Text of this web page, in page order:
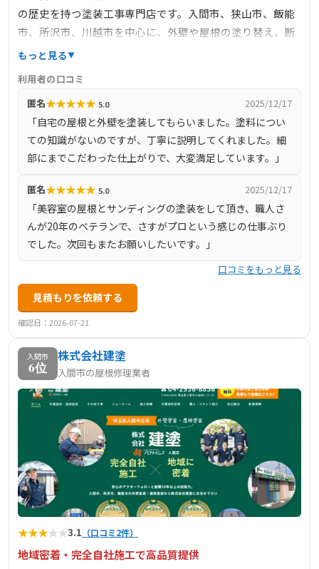
の歴史を持つ塗装工事専門店です。入間市、狭山市、飯能
市、所沢市、川越市を中心に、外壁や屋根の塗り替え、断
熱・遮熱塗装、特殊抗菌塗装など、多岐にわたるサービス
地域密着型の迅速な対応で、多くのお客様から信頼を得て
います。公式サイトでは、施工事例やお客様の声、カラー
シミュレーションなど、リフォームを検討する際に役立つ
情報が豊富に掲載されています。
もっと見る
利用者の口コミ
匿名★★★★★ 5.0 2025/12/17
「自宅の屋根と外壁を塗装してもらいました。塗料につい
ての知識がないのですが、丁寧に説明してくれました。細
部にまでこだわった仕上がりで、大変満足しています。」
匿名★★★★★ 5.0 2025/12/17
「美容室の屋根とサンディングの塗装をして頂き、職人さ
んが20年のベテランで、さすがプロという感じの仕事ぶり
でした。次回もまたお願いしたいです。」
口コミをもっと見る
見積もりを依頼する
確認日：2026-07-21
入間市
6位
株式会社建塗
入間市の屋根修理業者
★★★★★3.1 （口コミ2件）
地域密着・完全自社施工で高品質提供